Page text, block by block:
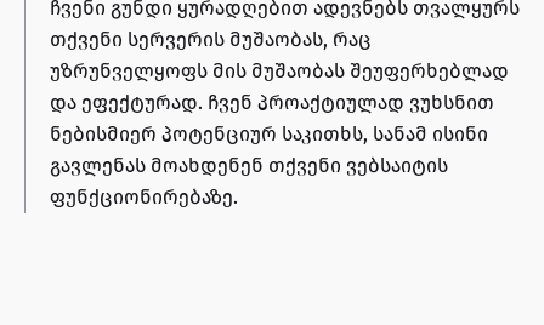
ჩვენი გუნდი ყურადღებით ადევნებს თვალყურს
თქვენი სერვერის მუშაობას, რაც
უზრუნველყოფს მის მუშაობას შეუფერხებლად
და ეფექტურად. ჩვენ პროაქტიულად ვუხსნით
ნებისმიერ პოტენციურ საკითხს, სანამ ისინი
გავლენას მოახდენენ თქვენი ვებსაიტის
ფუნქციონირებაზე.